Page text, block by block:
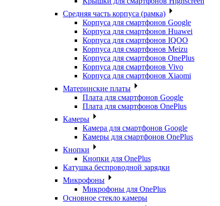
Средняя часть корпуса (рамка)
Корпуса для смартфонов Google
Корпуса для смартфонов Huawei
Корпуса для смартфонов IQOO
Корпуса для смартфонов Meizu
Корпуса для смартфонов OnePlus
Корпуса для смартфонов Vivo
Корпуса для смартфонов Xiaomi
Материнские платы
Плата для смартфонов Google
Плата для смартфонов OnePlus
Камеры
Камера для смартфонов Google
Камеры для смартфонов OnePlus
Кнопки
Кнопки для OnePlus
Катушка беспроводной зарядки
Микрофоны
Микрофоны для OnePlus
Основное стекло камеры